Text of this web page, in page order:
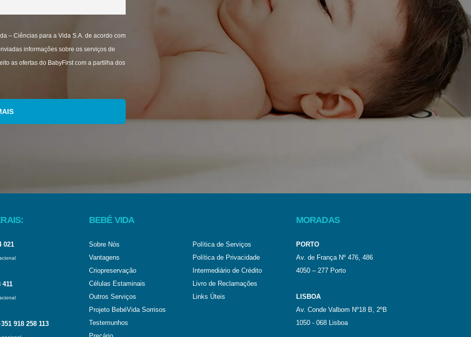
– Ciências para a Vida S.A. de acordo com
informações sobre os serviços de
as ofertas do BabyFirst com a partilha dos
021
411
918 258 113
BEBÉ VIDA
Sobre Nós
Vantagens
Criopreservação
Células Estaminais
Outros Serviços
Projeto BebéVida Sorrisos
Testemunhos
Política de Serviços
Política de Privacidade
Intermediário de Crédito
Livro de Reclamações
Links Úteis
MORADAS
PORTO
Av. de França Nº 476, 486
4050 – 277 Porto
LISBOA
Av. Conde Valbom Nº18 B, 2ºB
1050 - 068 Lisboa